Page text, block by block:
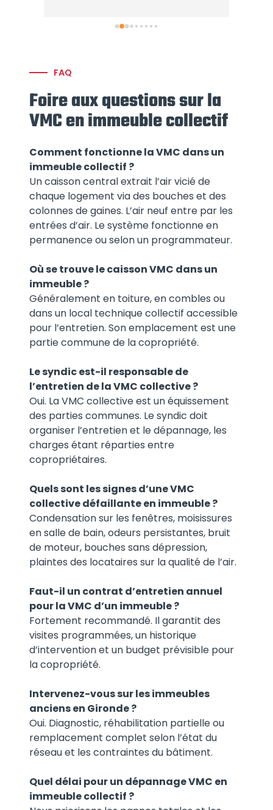
FAQ
Foire aux questions sur la
VMC en immeuble collectif
Comment fonctionne la VMC dans un
immeuble collectif ?
Un caisson central extrait l’air vicié de
chaque logement via des bouches et des
colonnes de gaines. L’air neuf entre par les
entrées d’air. Le système fonctionne en
permanence ou selon un programmateur.
Où se trouve le caisson VMC dans un
immeuble ?
Généralement en toiture, en combles ou
dans un local technique collectif accessible
pour l’entretien. Son emplacement est une
partie commune de la copropriété.
Le syndic est-il responsable de
l’entretien de la VMC collective ?
Oui. La VMC collective est un équissement
des parties communes. Le syndic doit
organiser l’entretien et le dépannage, les
charges étant réparties entre
copropriétaires.
Quels sont les signes d’une VMC
collective défaillante en immeuble ?
Condensation sur les fenêtres, moisissures
en salle de bain, odeurs persistantes, bruit
de moteur, bouches sans dépression,
plaintes des locataires sur la qualité de l’air.
Faut-il un contrat d’entretien annuel
pour la VMC d’un immeuble ?
Fortement recommandé. Il garantit des
visites programmées, un historique
d’intervention et un budget prévisible pour
la copropriété.
Intervenez-vous sur les immeubles
anciens en Gironde ?
Oui. Diagnostic, réhabilitation partielle ou
remplacement complet selon l’état du
réseau et les contraintes du bâtiment.
Quel délai pour un dépannage VMC en
immeuble collectif ?